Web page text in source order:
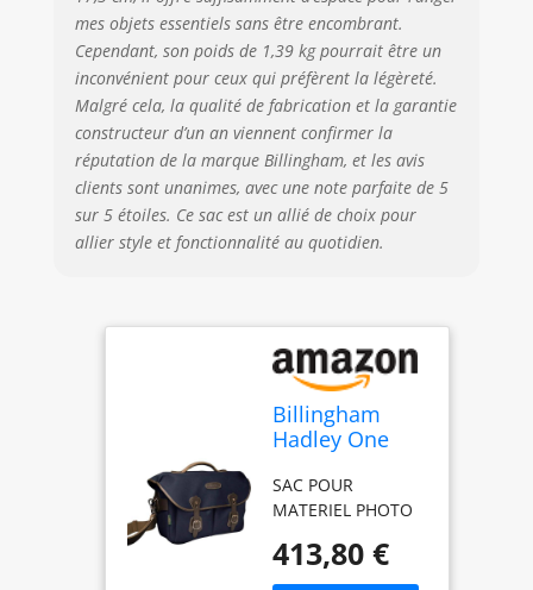
mes objets essentiels sans être encombrant.
Cependant, son poids de 1,39 kg pourrait être un
inconvénient pour ceux qui préfèrent la légèreté.
Malgré cela, la qualité de fabrication et la garantie
constructeur d’un an viennent confirmer la
réputation de la marque Billingham, et les avis
clients sont unanimes, avec une note parfaite de 5
sur 5 étoiles. Ce sac est un allié de choix pour
allier style et fonctionnalité au quotidien.
Billingham
Hadley One
Marine
SAC POUR
MATERIEL PHOTO
413,80 €